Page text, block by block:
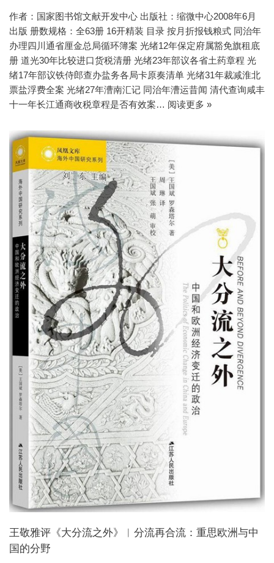
作者：国家图书馆文献开发中心 出版社：缩微中心2008年6月
出版 册数规格：全63册 16开精装 目录 按月折报钱粮式 同治年
办理四川通省厘金总局循环簿案 光绪12年保定府属豁免旗租底
册 道光30年比较进口货税清册 光绪23年部议各省土药章程 光
绪17年部议铁侍郎查办盐务各局卡原奏清单 光绪31年裁减淮北
票盐浮费全案 光绪27年漕南汇记 同治年漕运昔闻 清代查询咸丰
十一年长江通商收税章程是否有效案… 阅读更多 »
王敬雅评《大分流之外》︱分流再合流：重思欧洲与中
国的分野